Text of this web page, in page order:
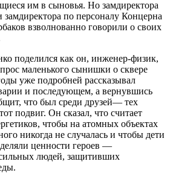
им в сыновья. Но замдиректора
по персоналу Концерна
взволнованно говорили о своих
поделился как он, инженер-физик,
маленького сынишки о сквере
уже подробней рассказывал
и последующем, а вернувшись
что был среди друзей— тех
подвиг. Он сказал, что считает
чтобы на атомных объектах
никогда не случалась и чтобы дети
ценности героев —
людей, защитивших